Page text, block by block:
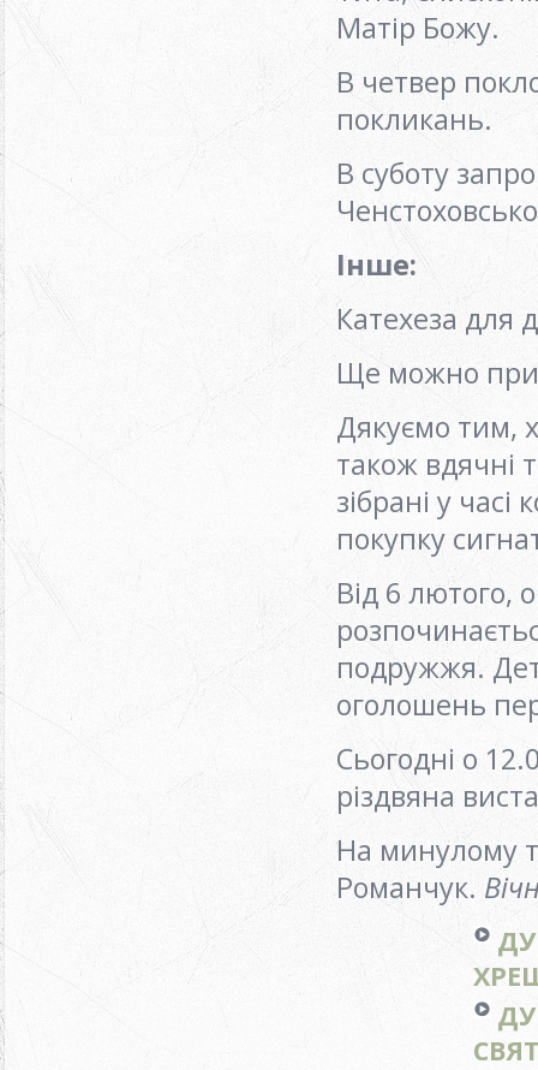
Матір Божу.
В четвер
покликань.
В суботу
Інше:
Катехеза для
Ще можно
Дякуємо тим,
також вдячні
зібрані у
покупку
Від 6 лютого,
подружжя.
оголошень
Сьогодні о
різдвяна
На минулому
Романчук.